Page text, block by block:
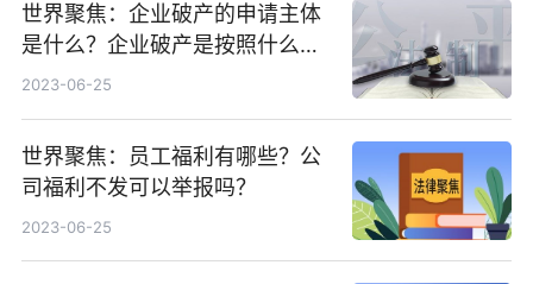
世界聚焦：企业破产的申请主体
是什么？企业破产是按照什么流
程处理？
2023-06-25
世界聚焦：员工福利有哪些？公
司福利不发可以举报吗？
2023-06-25